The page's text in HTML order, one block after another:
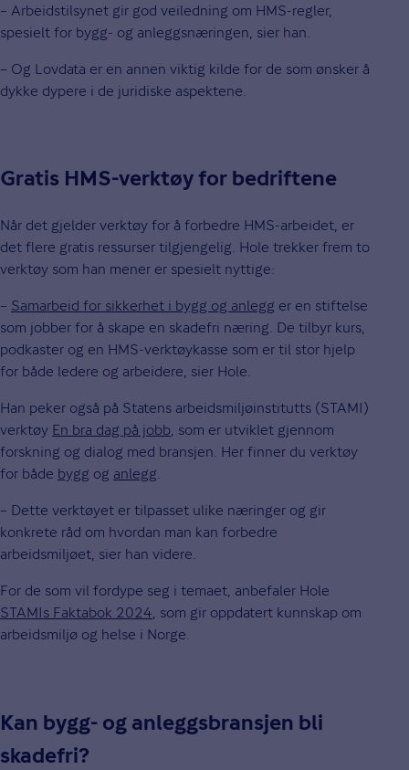
– Arbeidstilsynet gir god veiledning om HMS-regler,
spesielt for bygg- og anleggsnæringen, sier han.
– Og Lovdata er en annen viktig kilde for de som ønsker å
dykke dypere i de juridiske aspektene.
Gratis HMS-verktøy for bedriftene
Når det gjelder verktøy for å forbedre HMS-arbeidet, er
det flere gratis ressurser tilgjengelig. Hole trekker frem to
verktøy som han mener er spesielt nyttige:
– Samarbeid for sikkerhet i bygg og anlegg er en stiftelse
som jobber for å skape en skadefri næring. De tilbyr kurs,
podkaster og en HMS-verktøykasse som er til stor hjelp
for både ledere og arbeidere, sier Hole.
Han peker også på Statens arbeidsmiljøinstitutts (STAMI)
verktøy En bra dag på jobb, som er utviklet gjennom
forskning og dialog med bransjen. Her finner du verktøy
for både bygg og anlegg.
– Dette verktøyet er tilpasset ulike næringer og gir
konkrete råd om hvordan man kan forbedre
arbeidsmiljøet, sier han videre.
For de som vil fordype seg i temaet, anbefaler Hole
STAMIs Faktabok 2024, som gir oppdatert kunnskap om
arbeidsmiljø og helse i Norge.
Kan bygg- og anleggsbransjen bli
skadefri?